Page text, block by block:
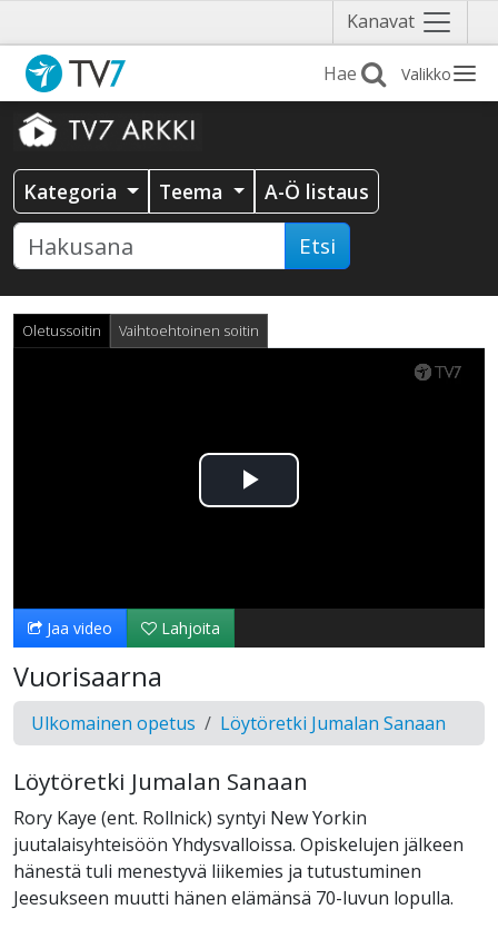
Kanavat Näytä
valikko
Valikko
Kategoria Teema A-Ö listaus
Etsi
Oletussoitin Vaihtoehtoinen soitin
Toista
Jaa video Lahjoita
Vuorisaarna
Ulkomainen opetus Löytöretki Jumalan Sanaan
Löytöretki Jumalan Sanaan
Rory Kaye (ent. Rollnick) syntyi New Yorkin
juutalaisyhteisöön Yhdysvalloissa. Opiskelujen jälkeen
hänestä tuli menestyvä liikemies ja tutustuminen
Jeesukseen muutti hänen elämänsä 70-luvun lopulla.